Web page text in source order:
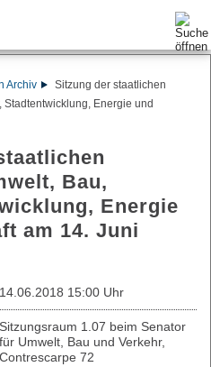
Archiv
Sitzung der staatlichen
Stadtentwicklung, Energie und
Bau,
Energie
am 14. Juni
14.06.2018 15:00 Uhr
Sitzungsraum 1.07 beim Senator
für Umwelt, Bau und Verkehr,
Contrescarpe 72